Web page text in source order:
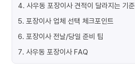
4. 사우동 포장이사 견적이 달라지는 기준
5. 포장이사 업체 선택 체크포인트
6. 포장이사 전날/당일 준비 팁
7. 사우동 포장이사 FAQ